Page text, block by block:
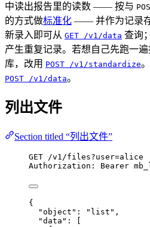
中读出报告里的读数 —— 按与
的方式做标准化 —— 并作为记录存
新录入即可从 GET /v1/data 查询
产生重复记录。若想自己先跑一
库，改用 POST /v1/standardize
POST /v1/data。
列出文件
Section titled “列出文件”
GET /v1/files?user=alice
Authorization : Bearer
{
"object" : " list " ,
"data" : [